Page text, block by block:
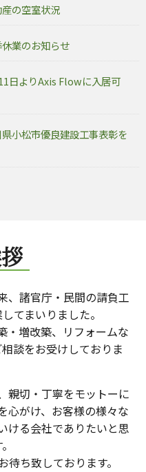
の空室状況
業のお知らせ
日よりAxis Flowに入居可
小松市優良建設工事表彰を
、諸官庁・民間の請負工
てまいりました。
・増改築、リフォームな
談をお受けしておりま
親切・丁寧をモットーに
心がけ、お客様の様々な
ける会社でありたいと思
ち致しております。